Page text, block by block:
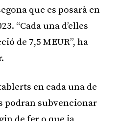
que es posarà en
“Cada una d’elles
de 7,5 MEUR”, ha
en cada una de
podran subvencionar